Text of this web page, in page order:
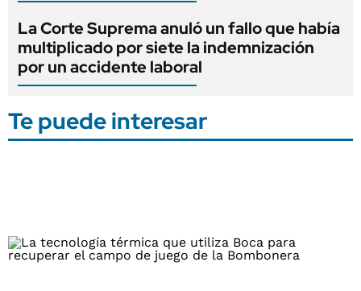
La Corte Suprema anuló un fallo que había
multiplicado por siete la indemnización
por un accidente laboral
Te puede interesar